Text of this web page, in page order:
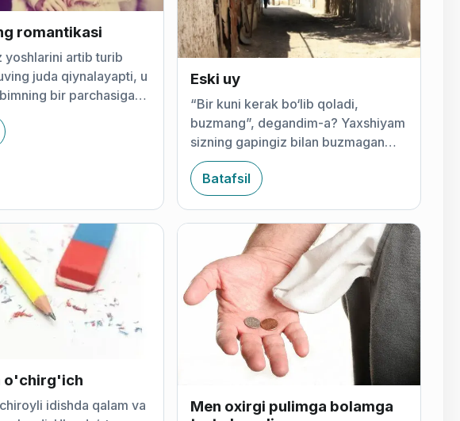
romantikasi
yoshlarini artib turib
juda qiynalayapti, u
bir parchasiga
Eski uy
“Bir kuni kerak bo‘lib qoladi,
buzmang”, degandim-a? Yaxshiyam
sizning gapingiz bilan buzmagan
ekanman. Juda tez kerak bo‘lib
qoldi, usta Marsel
Batafsil
o'chirg'ich
idishda qalam va
Men oxirgi pulimga bolamga